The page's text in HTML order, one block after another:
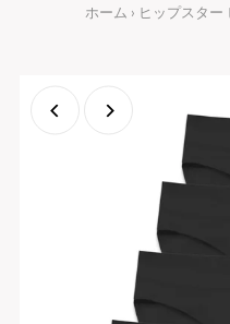
ホーム › ヒップスター